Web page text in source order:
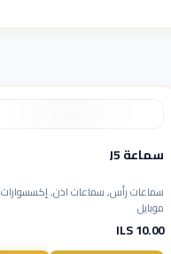
سماعة J5
سماعات رأس, سماعات اذن, إكسسوارات
موبايل
10.00 ILS